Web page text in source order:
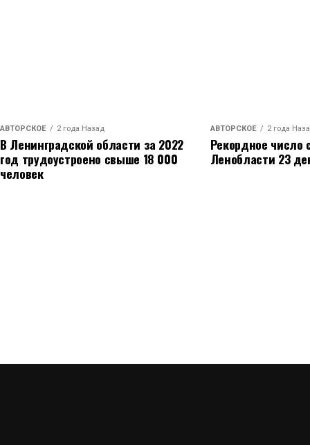
АВТОРСКОЕ 2 года Назад
В Ленинградской области за 2022
год трудоустроено свыше 18 000
человек
АВТОРСКОЕ 2 года
Рекордное число
Ленобласти 23